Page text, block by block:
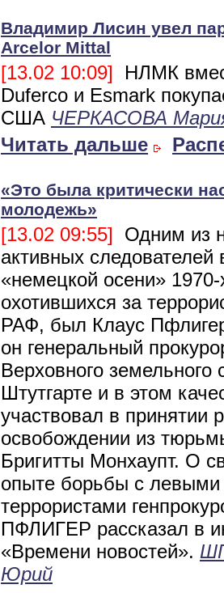
Владимир Лисин увел
Arcelor Mittal
[13.02 10:09] НЛМК
Duferco и Esmark
США ЧЕРКАСОВА
Читать дальше
«Это была критически
молодежь»
[13.02 09:55] Одним из
активных следователей
«немецкой осени» 1970-
охотившихся за
РАФ, был Клаус
он генеральный
Верховного земельного
Штутгарте и в этом
участвовал в принятии
освобождении из
Бригитты Монхаупт. О
опыте борьбы с левыми
террористами
ПФЛИГЕР рассказал в
«Времени новостей».
Юрий